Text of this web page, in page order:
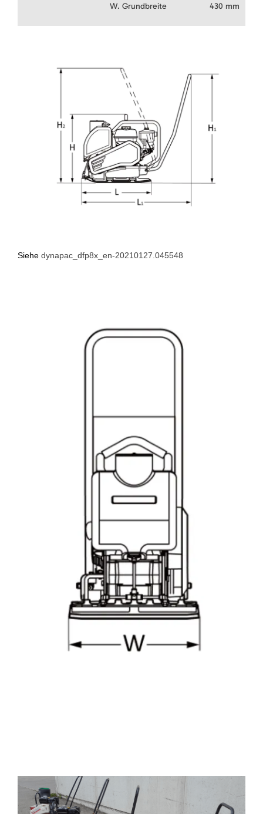
W. Grundbreite 430 mm
Siehe dynapac_dfp8x_en-20210127.045548